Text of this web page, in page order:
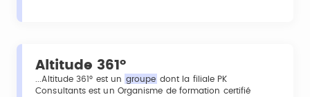
Altitude 361°
...Altitude 361° est un groupe dont la filiale PK
Consultants est un Organisme de formation certifié